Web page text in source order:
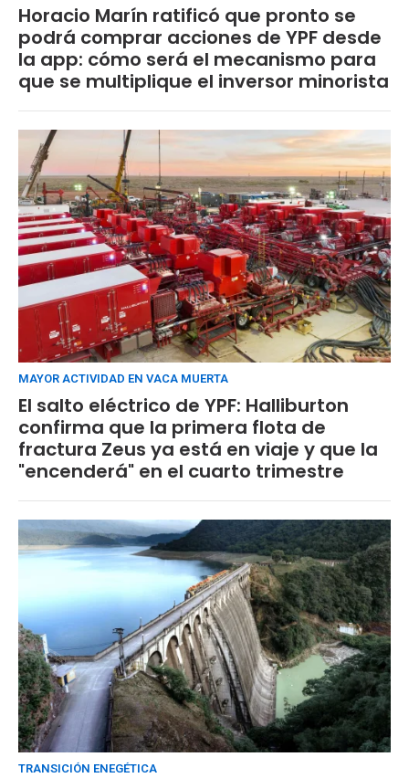
Horacio Marín ratificó que pronto se
podrá comprar acciones de YPF desde
la app: cómo será el mecanismo para
que se multiplique el inversor minorista
MAYOR ACTIVIDAD EN VACA MUERTA
El salto eléctrico de YPF: Halliburton
confirma que la primera flota de
fractura Zeus ya está en viaje y que la
"encenderá" en el cuarto trimestre
TRANSICIÓN ENEGÉTICA